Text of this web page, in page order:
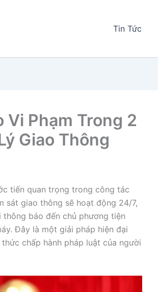
Tin Tức
Vi Phạm Trong 2
Giao Thông
tiến quan trọng trong công tác
sát giao thông sẽ hoạt động 24/7,
báo đến chủ phương tiện
Đây là một giải pháp hiện đại
chấp hành pháp luật của người